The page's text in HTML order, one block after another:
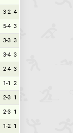
3-2 4
5-4 3
3-3 3
3-4 3
2-4 3
1-1 2
2-3 1
2-3 1
1-2 1